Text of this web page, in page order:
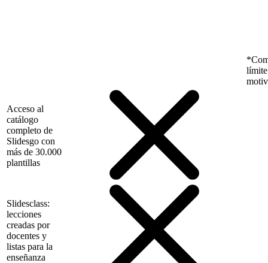
límite
Acceso al
catálogo
completo de
Slidesgo con
más de 30.000
plantillas
Slidesclass:
lecciones
creadas por
docentes y
listas para la
enseñanza